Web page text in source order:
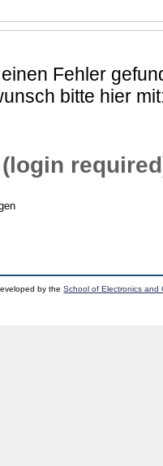
Fehler
bitte hier
by theSchool of Electronics and